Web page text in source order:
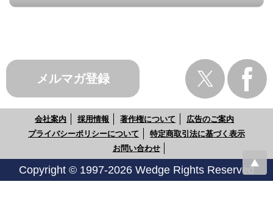
メルマガ登録
会社案内 採用情報 著作権について
広告のご案内
プライバシーポリシーについて
特定商取引法に基づく表示
お問い合わせ
Copyright © 1997-2026 Wedge Rights Reserved